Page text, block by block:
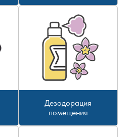
Дезодорация
помещения